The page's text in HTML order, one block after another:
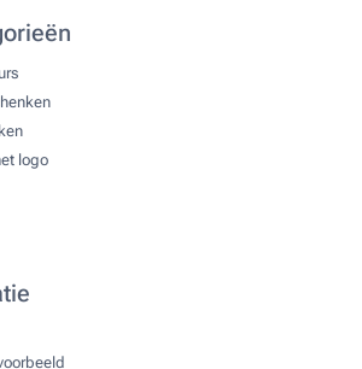
logo